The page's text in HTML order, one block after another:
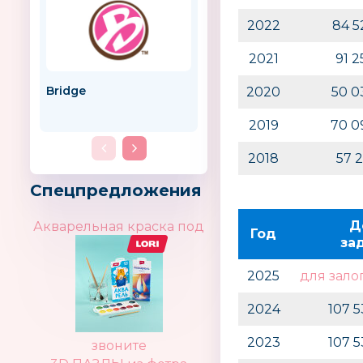
Bridge
Спецпредложения
Акварельная краска под
звоните
2022 84
2021 91
2020 50
2019 70
2018 57
Год
2025 для
2024 107
2023 107